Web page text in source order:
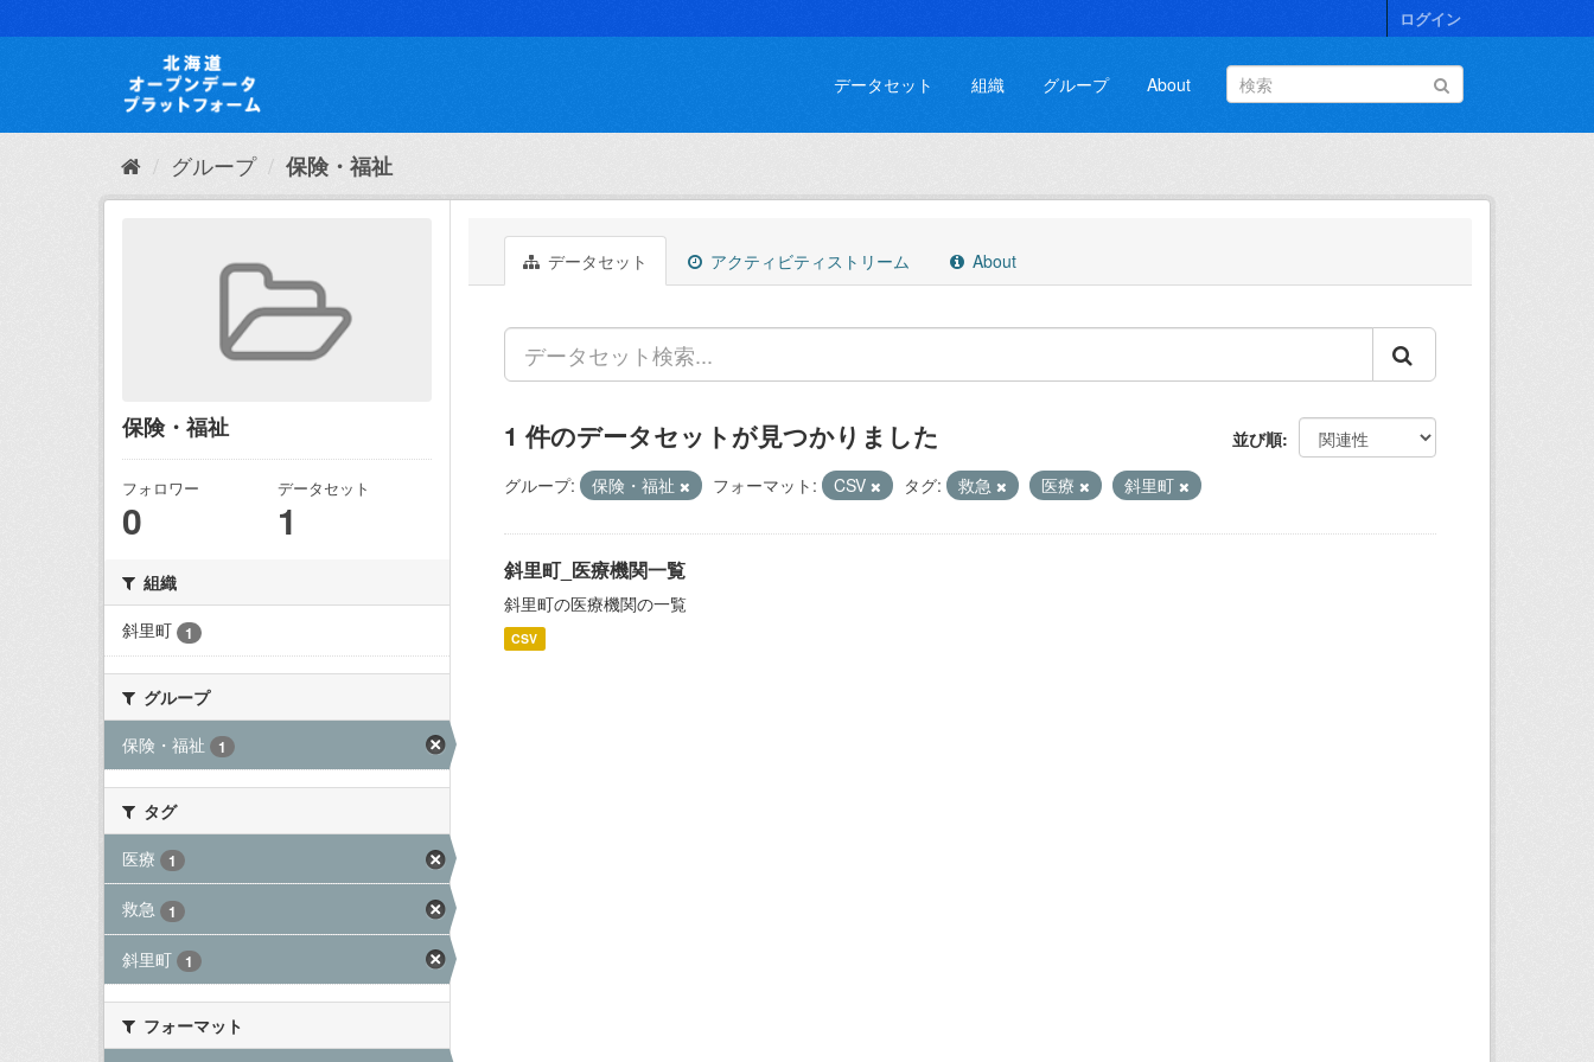
キ
て
ログイン
データセット 組織 グループ About
グループ 保険・福祉
保険・福祉
フォロワー
0
データセット
1
組織
斜里町
1
グループ
保険・福祉
1
タグ
医療
1
救急 1
斜里町 1
フォーマット
データセット アクティビティストリーム About
並び順
1 件のデータセットが見つかりました
グループ: 保険・福祉 フォーマット: CSV タグ: 救急 医療 斜里町
斜里町_医療機関一覧
斜里町の医療機関の一覧
CSV